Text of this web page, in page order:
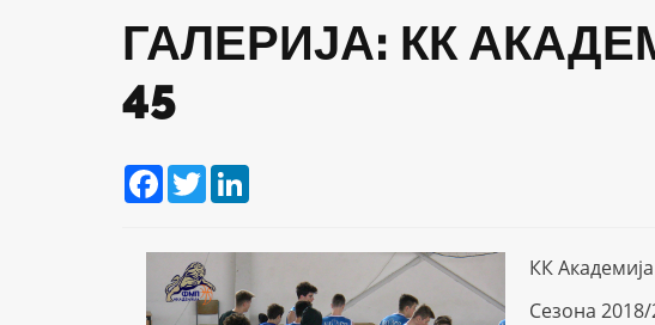
ГАЛЕРИЈА: КК
45
Facebook
Twitter
КК
Сезона